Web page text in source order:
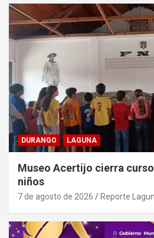
DURANGO LAGUNA
Museo Acertijo cierra
niños
7 de agosto de 2026 Reporte